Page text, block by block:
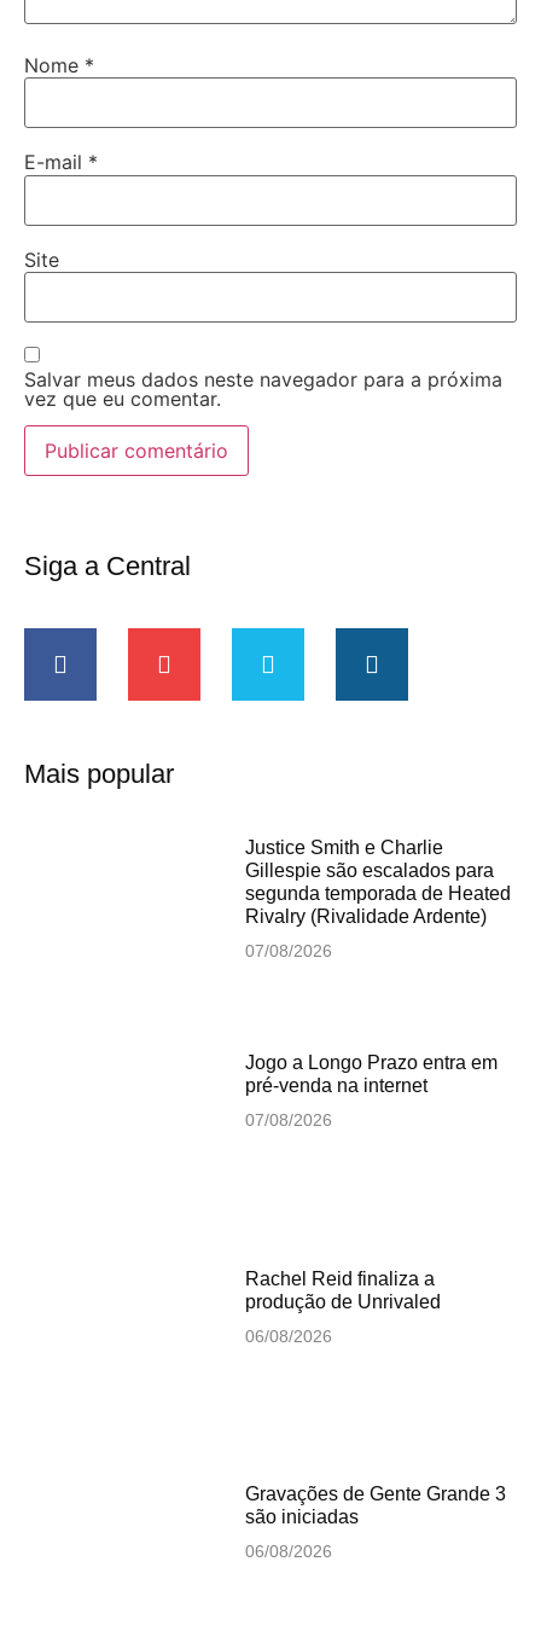
Nome *
E-mail *
Site
Salvar meus dados neste navegador para a próxima
vez que eu comentar.
Siga a Central
Mais popular
Justice Smith e Charlie
Gillespie são escalados para
segunda temporada de Heated
Rivalry (Rivalidade Ardente)
07/08/2026
Jogo a Longo Prazo entra em
pré-venda na internet
07/08/2026
Rachel Reid finaliza a
produção de Unrivaled
06/08/2026
Gravações de Gente Grande 3
são iniciadas
06/08/2026